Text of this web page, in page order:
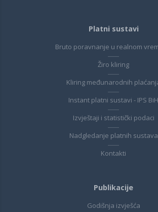
Platni sustavi
Bruto poravnanje u realnom
Žiro kliring
Kliring međunarodnih
Instant platni sustavi - IPS BiH
Izvještaji i statistički podaci
Nadgledanje platnih sustava
Kontakti
Publikacije
Godišnja izvješća